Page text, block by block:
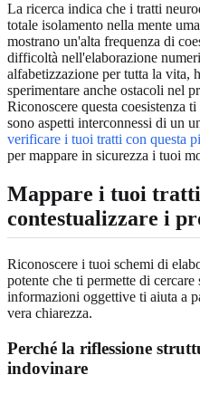
La ricerca indica che i tratti
totale isolamento nella mente
mostrano un'alta frequenza di
difficoltà nell'elaborazione
alfabetizzazione per tutta la vita,
sperimentare anche ostacoli nel
Riconoscere questa coesistenza
sono aspetti interconnessi di un
verificare i tuoi tratti con questa
per mappare in sicurezza i tuoi
Mappare i tuoi
contestualizzare i
Riconoscere i tuoi schemi di
potente che ti permette di
informazioni oggettive ti aiuta a
vera chiarezza.
Perché la riflessione
indovinare